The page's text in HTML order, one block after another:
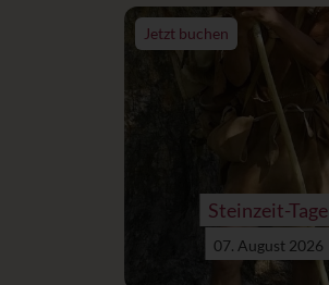
Jetzt buchen
Steinzeit-Tage
07. August 2026